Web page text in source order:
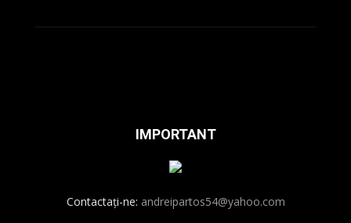
IMPORTANT
Contactați-ne: andreipartos54@yahoo.com